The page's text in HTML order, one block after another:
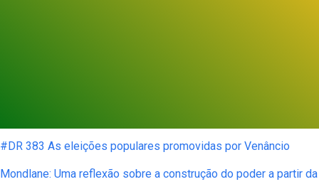
#DR 383 As eleições populares promovidas por Venâncio
Mondlane: Uma reflexão sobre a construção do poder a partir da